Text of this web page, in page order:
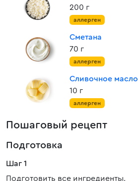
200 г
аллерген
Сметана
70 г
аллерген
Сливочное масло
10 г
аллерген
Пошаговый рецепт
Подготовка
Шаг 1
Подготовить все ингредиенты.